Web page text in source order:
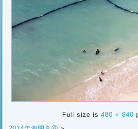
Full size is 480 × 640